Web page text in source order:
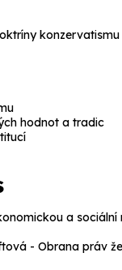
konzervatismu
hodnot a tradic
a sociální
- Obrana práv